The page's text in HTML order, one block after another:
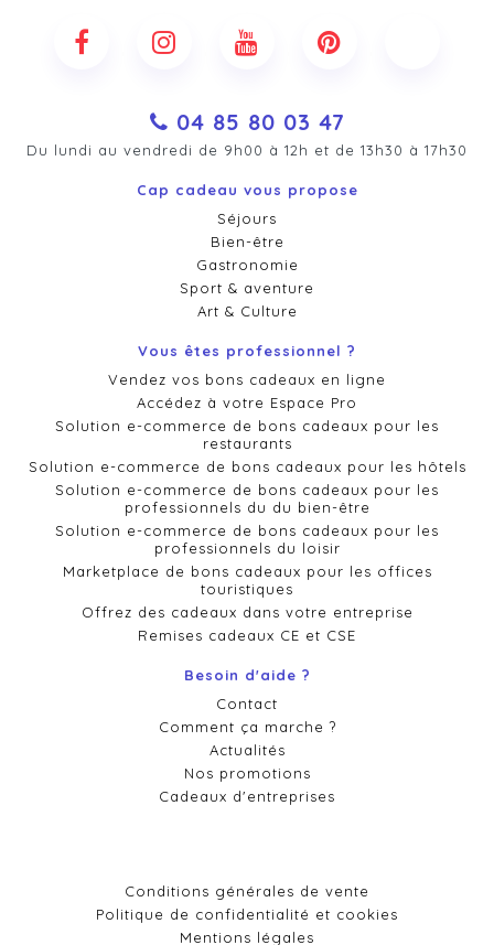
04 85 80 03 47
Du lundi au vendredi de 9h00 à 12h et de 13h30 à 17h30
Cap cadeau vous propose
Séjours
Bien-être
Gastronomie
Sport & aventure
Art & Culture
Vous êtes professionnel ?
Vendez vos bons cadeaux en ligne
Accédez à votre Espace Pro
Solution e-commerce de bons cadeaux pour les
restaurants
Solution e-commerce de bons cadeaux pour les hôtels
Solution e-commerce de bons cadeaux pour les
professionnels du du bien-être
Solution e-commerce de bons cadeaux pour les
professionnels du loisir
Marketplace de bons cadeaux pour les offices
touristiques
Offrez des cadeaux dans votre entreprise
Remises cadeaux CE et CSE
Besoin d'aide ?
Contact
Comment ça marche ?
Actualités
Nos promotions
Cadeaux d'entreprises
Conditions générales de vente
Politique de confidentialité et cookies
Mentions légales